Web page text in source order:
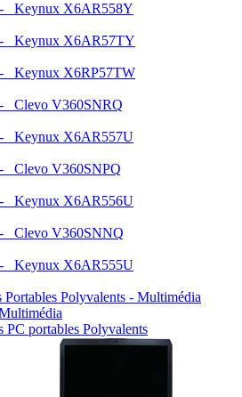
Keynux X6AR558Y
Keynux X6AR57TY
Keynux X6RP57TW
Clevo V360SNRQ
Keynux X6AR557U
Clevo V360SNPQ
Keynux X6AR556U
Clevo V360SNNQ
Keynux X6AR555U
PC portables Polyvalents